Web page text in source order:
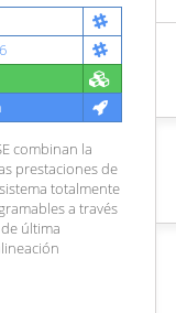
combinan la
prestaciones de
totalmente
a través
última